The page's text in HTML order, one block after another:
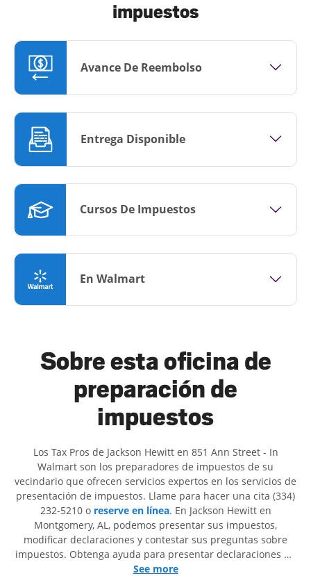
impuestos
Avance De Reembolso
Entrega Disponible
Cursos De Impuestos
En Walmart
Sobre esta oficina de
preparación de
impuestos
Los Tax Pros de Jackson Hewitt en 851 Ann Street - In
Walmart son ​​los preparadores de impuestos de su
vecindario que ofrecen servicios expertos en los servicios de
presentación de impuestos. Llame para hacer una cita (334)
232-5210 o reserve en línea. En Jackson Hewitt en
Montgomery, AL, podemos presentar sus impuestos,
modificar declaraciones y contestar sus preguntas sobre
impuestos. Obtenga ayuda para presentar declaraciones de
impuestos simples o situaciones más complejas, como los
See more